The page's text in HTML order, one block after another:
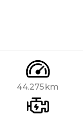
44.275